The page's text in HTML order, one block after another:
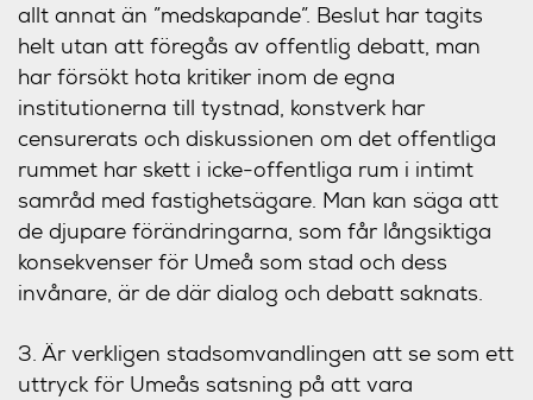
allt annat än ”medskapande”. Beslut har tagits
helt utan att föregås av offentlig debatt, man
har försökt hota kritiker inom de egna
institutionerna till tystnad, konstverk har
censurerats och diskussionen om det offentliga
rummet har skett i icke-offentliga rum i intimt
samråd med fastighetsägare. Man kan säga att
de djupare förändringarna, som får långsiktiga
konsekvenser för Umeå som stad och dess
invånare, är de där dialog och debatt saknats.
3. Är verkligen stadsomvandlingen att se som ett
uttryck för Umeås satsning på att vara